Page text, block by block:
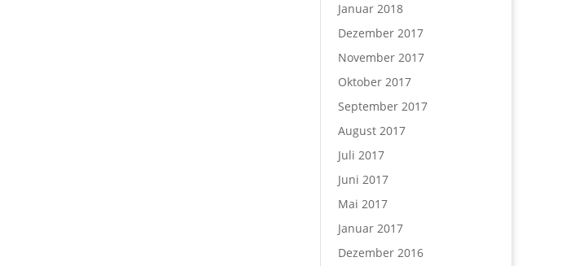
Januar 2018
Dezember 2017
November 2017
Oktober 2017
September 2017
August 2017
Juli 2017
Juni 2017
Mai 2017
Januar 2017
Dezember 2016